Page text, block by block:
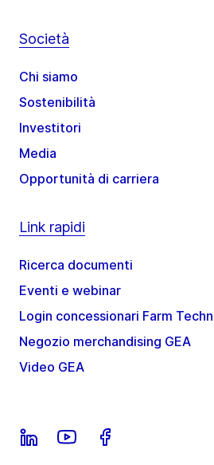
Società
Chi siamo
Sostenibilità
Investitori
Media
Opportunità di carriera
Link rapidi
Ricerca documenti
Eventi e webinar
Login concessionari Farm
Negozio merchandising GEA
Video GEA